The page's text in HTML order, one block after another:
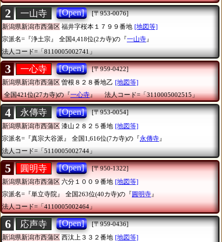
2 一山寺 [Open]
[〒953-0076]
新潟県新潟市西蒲区 福井字桜本１７９９番地 [地図等]
宗派名=『浄土宗』
全国4,418位(2カ寺)の『一山寺』
法人コード=「8110005002741」
3 一心寺 [Open]
[〒959-0422]
新潟県新潟市西蒲区 曽根８２８番地乙 [地図等]
全国421位(27カ寺)の『一心寺』 法人コード=「3110005002515」
4 永傳寺 [Open]
[〒953-0054]
新潟県新潟市西蒲区 漆山２８２５番地 [地図等]
宗派名=『真宗大谷派』
全国1,616位(7カ寺)の『永傳寺 』
法人コード=「5110005002744」
5 圓明寺 [Open]
[〒950-1322]
新潟県新潟市西蒲区 六分１００９番地 [地図等]
宗派名=『単立寺院』
全国263位(40カ寺)の『 圓明寺』
法人コード=「4110005002464」
6 応声寺 [Open]
[〒959-0436]
新潟県新潟市西蒲区 西汰上３３２番地 [地図等]